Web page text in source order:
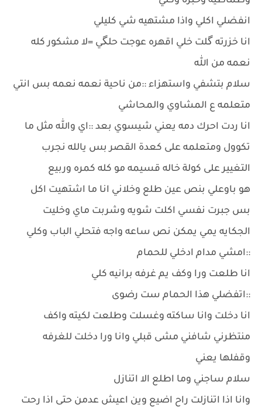
انفضلي اكلي واذا مشتهيه شي كليلي
انا خزرته گلت خلي اقهره عوجت حلگي =لا مشكور كله
نعمه من الله
سلام بتشفي واستهزاء ::من ناحية نعمه نعمه بس انتي
متعلمه ع المشاوي والمحاشي
انا ردت احرك دمه يعني شيسوي بعد ::اي والله مثل ما
تكوول ومتعلمه على كعدة القصر بس يالله نجرب
التغيير على كولة خاله قسيمه مو كله كمره وربيع
هو باوعلي بنص عين طلع وخلاني انا ما اشتهيت اكل
بس جبرت نفسي اكلت شويه وشربت ماي وخليت
الجكايه يمي يمكن نص ساعه واجه فتحلي الباب وكلي
::امشي مدام ادخلي للحمام
انا طلعت ورا وكف يم غرفه برانيه كلي
::اتفضلي هذا الحمام ست رضوى
انا دخلت وانا ساكته وغسلت وطلعت لكيته واكف
منتظرني شافني مشى قبلي وانا ورا دخلت للغرفه
وقفلها يعني
سلام ساجني وما اطلع الا اتنازل
وانا اذا اتنازلت راح اضيع وين اعيش عدمن حتى اذا رحت